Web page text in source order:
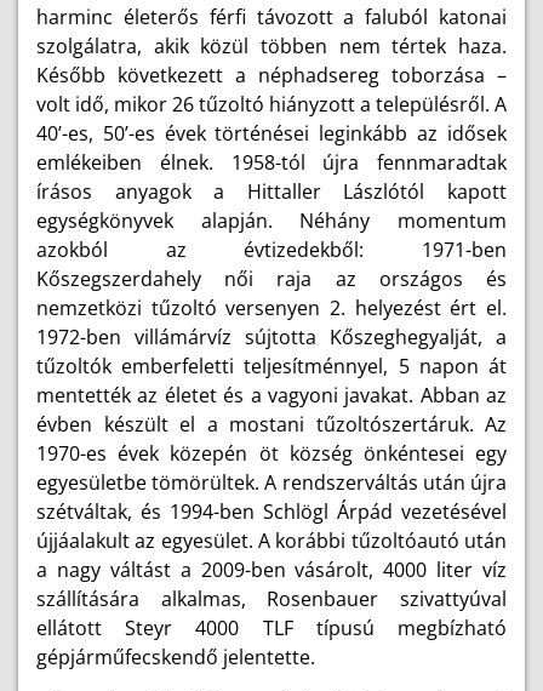
harminc életerős férfi távozott a faluból katonai
szolgálatra, akik közül többen nem tértek haza.
Később következett a néphadsereg toborzása –
volt idő, mikor 26 tűzoltó hiányzott a településről. A
40’-es, 50’-es évek történései leginkább az idősek
emlékeiben élnek. 1958-tól újra fennmaradtak
írásos anyagok a Hittaller Lászlótól kapott
egységkönyvek alapján. Néhány momentum
azokból az évtizedekből: 1971-ben
Kőszegszerdahely női raja az országos és
nemzetközi tűzoltó versenyen 2. helyezést ért el.
1972-ben villámárvíz sújtotta Kőszeghegyalját, a
tűzoltók emberfeletti teljesítménnyel, 5 napon át
mentették az életet és a vagyoni javakat. Abban az
évben készült el a mostani tűzoltószertáruk. Az
1970-es évek közepén öt község önkéntesei egy
egyesületbe tömörültek. A rendszerváltás után újra
szétváltak, és 1994-ben Schlögl Árpád vezetésével
újjáalakult az egyesület. A korábbi tűzoltóautó után
a nagy váltást a 2009-ben vásárolt, 4000 liter víz
szállítására alkalmas, Rosenbauer szivattyúval
ellátott Steyr 4000 TLF típusú megbízható
gépjárműfecskendő jelentette.